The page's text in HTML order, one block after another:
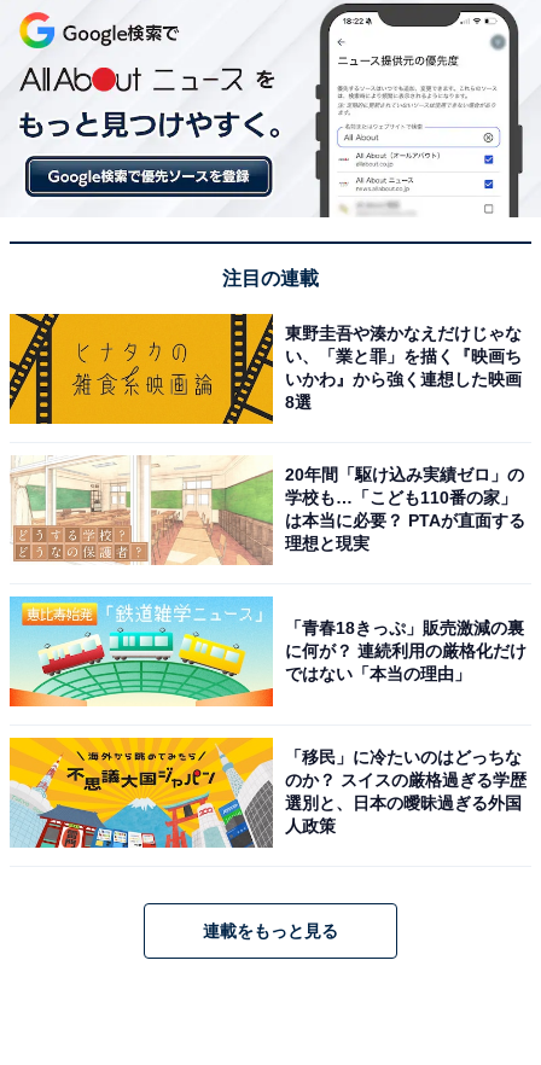
注目の連載
東野圭吾や湊かなえだけじゃな
い、「業と罪」を描く『映画ち
いかわ』から強く連想した映画
8選
20年間「駆け込み実績ゼロ」の
学校も…「こども110番の家」
は本当に必要？ PTAが直面する
理想と現実
「青春18きっぷ」販売激減の裏
に何が？ 連続利用の厳格化だけ
ではない「本当の理由」
「移民」に冷たいのはどっちな
のか？ スイスの厳格過ぎる学歴
選別と、日本の曖昧過ぎる外国
人政策
連載をもっと見る